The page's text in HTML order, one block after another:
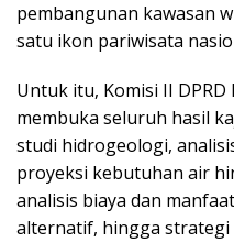
pembangunan kawasan
satu ikon pariwisata
Untuk itu, Komisi II
membuka seluruh hasil
studi hidrogeologi,
proyeksi kebutuhan air
analisis biaya dan
alternatif, hingga